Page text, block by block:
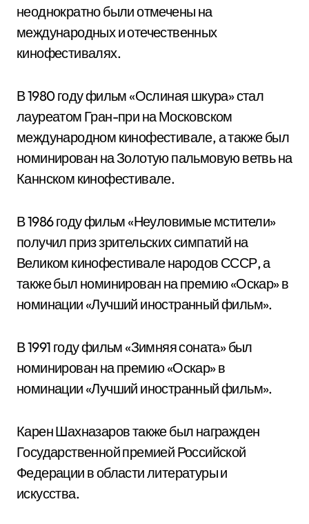
неоднократно были отмечены на
международных и отечественных
кинофестивалях.
В 1980 году фильм «Ослиная шкура» стал
лауреатом Гран-при на Московском
международном кинофестивале, а также был
номинирован на Золотую пальмовую ветвь на
Каннском кинофестивале.
В 1986 году фильм «Неуловимые мстители»
получил приз зрительских симпатий на
Великом кинофестивале народов СССР, а
также был номинирован на премию «Оскар» в
номинации «Лучший иностранный фильм».
В 1991 году фильм «Зимняя соната» был
номинирован на премию «Оскар» в
номинации «Лучший иностранный фильм».
Карен Шахназаров также был награжден
Государственной премией Российской
Федерации в области литературы и
искусства.